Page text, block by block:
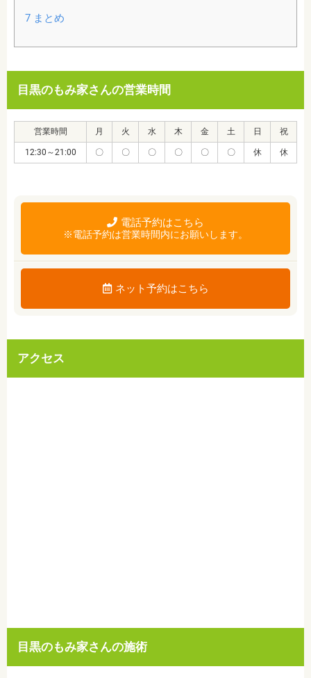
7まとめ
目黒のもみ家さんの営業時間
営業時間 月 火 水 木 金 土 日 祝
12:30～21:00 〇 〇 〇 〇 〇 〇 休 休
電話予約はこちら
※電話予約は営業時間内にお願いします。
ネット予約はこちら
アクセス
目黒のもみ家さんの施術